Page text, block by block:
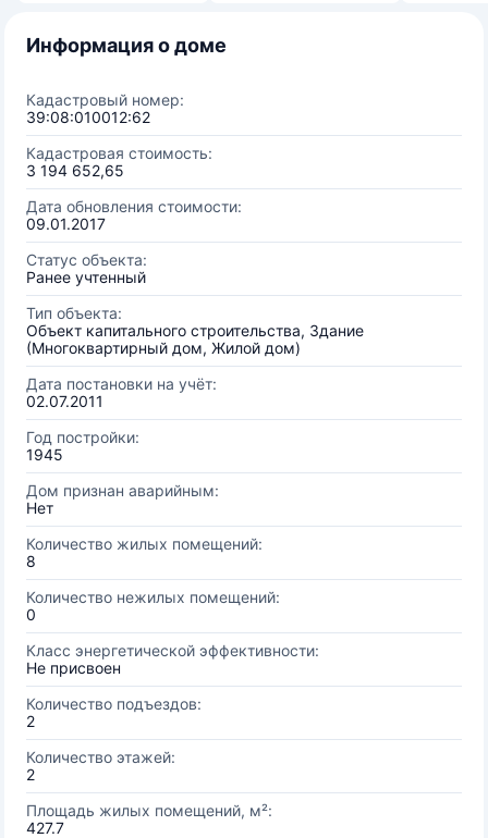
Информация о доме
Кадастровый номер:
39:08:010012:62
Кадастровая стоимость:
3 194 652,65
Дата обновления стоимости:
09.01.2017
Статус объекта:
Ранее учтенный
Тип объекта:
Объект капитального строительства, Здание
(Многоквартирный дом, Жилой дом)
Дата постановки на учёт:
02.07.2011
Год постройки:
1945
Дом признан аварийным:
Нет
Количество жилых помещений:
8
Количество нежилых помещений:
0
Класс энергетической эффективности:
Не присвоен
Количество подъездов:
2
Количество этажей:
2
Площадь жилых помещений, м²:
427.7